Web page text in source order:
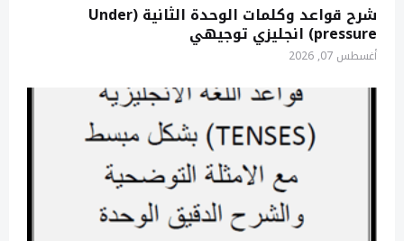
شرح قواعد وكلمات الوحدة الثانية (Under
pressure) انجليزي توجيهي
أغسطس 07, 2026